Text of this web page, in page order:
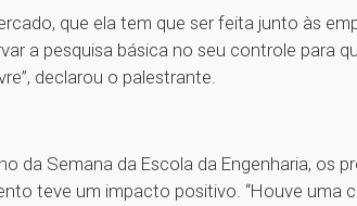
que ela tem que ser feita junto às
a pesquisa básica no seu controle para
declarou o palestrante.
da Semana da Escola da Engenharia, os
teve um impacto positivo. “Houve uma